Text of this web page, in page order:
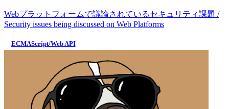
Webプラットフォームで議論されているセキュリティ課題 /
Security issues being discussed on Web Platforms
ECMAScript/Web API